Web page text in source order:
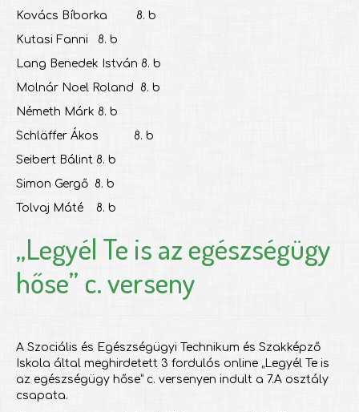
Kovács Bíborka 8. b
Kutasi Fanni 8. b
Lang Benedek István 8. b
Molnár Noel Roland 8. b
Németh Márk 8. b
Schläffer Ákos 8. b
Seibert Bálint 8. b
Simon Gergő 8. b
Tolvaj Máté 8. b
„Legyél Te is az egészségügy
hőse” c. verseny
A Szociális és Egészségügyi Technikum és Szakképző
Iskola által meghirdetett 3 fordulós online „Legyél Te is
az egészségügy hőse” c. versenyen indult a 7.A osztály
csapata.